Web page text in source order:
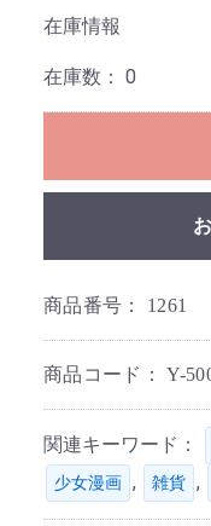
在庫情報
在庫数： 0
商品番号： 1261
商品コード：Y-
関連キーワード：
少女漫画 , 雑貨 ,